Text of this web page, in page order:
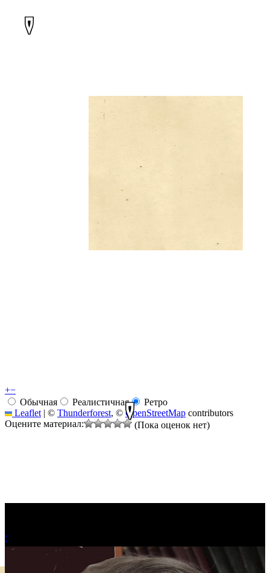
+−
Обычная
Реалистичная
Ретро
Leaflet | © Thunderforest, © OpenStreetMap contributors
Оцените материал:
(Пока оценок нет)
!